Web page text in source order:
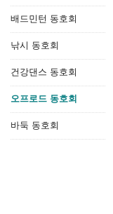
배드민턴 동호회
낚시 동호회
건강댄스 동호회
오프로드 동호회
바둑 동호회